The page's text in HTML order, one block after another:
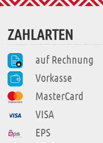
ZAHLARTEN
auf Rechnung
Vorkasse
MasterCard
VISA
EPS